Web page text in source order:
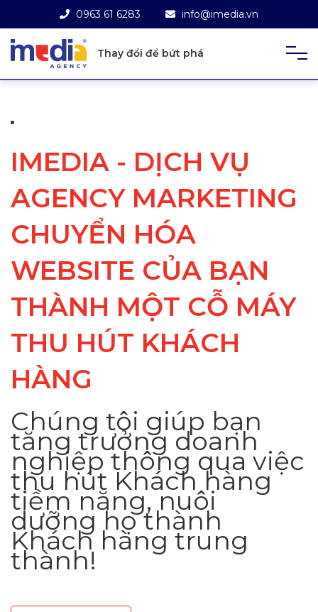
0963 61 6283 info@imedia.vn
Thay đổi để bứt phá
IMEDIA - DỊCH VỤ
AGENCY MARKETING
CHUYỂN HÓA
WEBSITE CỦA BẠN
THÀNH MỘT CỖ MÁY
THU HÚT KHÁCH
HÀNG
Chúng tôi giúp bạn
tăng trưởng doanh
nghiệp thông qua việc
thu hút Khách hàng
tiềm năng, nuôi
dưỡng họ thành
Khách hàng trung
thành!